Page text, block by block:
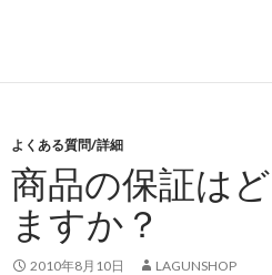
よくある質問/詳細
商品の保証は
ますか？
2010年8月10日 LAGUNSHOP